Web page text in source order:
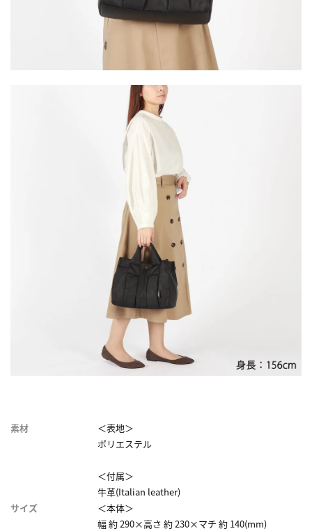
素材
＜表地＞
ポリエステル
＜付属＞
牛革(Italian leather)
サイズ
＜本体＞
幅 約 290×高さ 約 230×マチ 約 140(mm)